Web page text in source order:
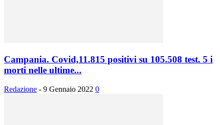
Campania. Covid,11.815 positivi su 105.508 test. 5 i
morti nelle ultime...
Redazione - 9 Gennaio 2022 0